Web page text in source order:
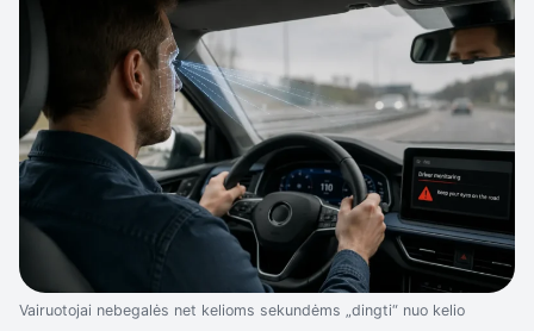
Vairuotojai nebegalės net kelioms sekundėms „dingti“ nuo kelio